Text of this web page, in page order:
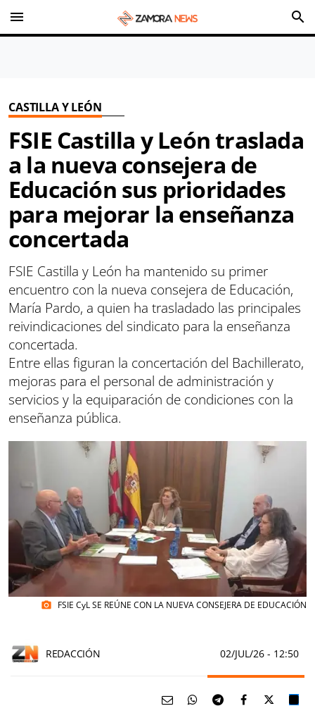
menu search
CASTILLA Y LEÓN
FSIE Castilla y León traslada
a la nueva consejera de
Educación sus prioridades
para mejorar la enseñanza
concertada
FSIE Castilla y León ha mantenido su primer
encuentro con la nueva consejera de Educación,
María Pardo, a quien ha trasladado las principales
reivindicaciones del sindicato para la enseñanza
concertada.
Entre ellas figuran la concertación del Bachillerato,
mejoras para el personal de administración y
servicios y la equiparación de condiciones con la
enseñanza pública.
photo_camera FSIE CyL SE REÚNE CON LA NUEVA CONSEJERA DE EDUCACIÓN
REDACCIÓN 02/JUL/26 - 12:50